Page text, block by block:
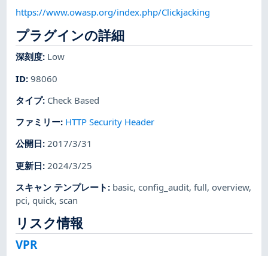
https://www.owasp.org/index.php/Clickjacking
プラグインの詳細
深刻度: Low
ID:98060
タイプ: Check Based
ファミリー: HTTP Security Header
公開日:2017/3/31
更新日: 2024/3/25
スキャン テンプレート : basic,config_audit,full, overview,
pci, quick,scan
リスク情報
VPR